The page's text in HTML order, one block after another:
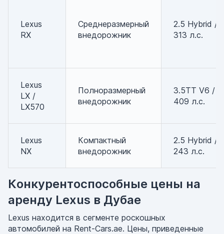
Lexus
RX
Среднеразмерный
внедорожник
2.5 Hybrid /
313 л.с.
Lexus
LX /
LX570
Полноразмерный
внедорожник
3.5TT V6 /
409 л.с.
Lexus
NX
Компактный
внедорожник
2.5 Hybrid /
243 л.с.
Конкурентоспособные цены на
аренду Lexus в Дубае
Lexus находится в сегменте роскошных
автомобилей на Rent-Cars.ae. Цены, приведенные